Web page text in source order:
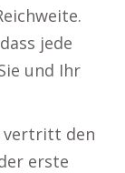
jede
und Ihr
vertritt den
erste